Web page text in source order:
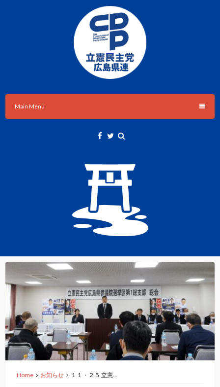
立憲民主党広島県総支部連合会
Main Menu
Home お知らせ １１・２５ 立憲…